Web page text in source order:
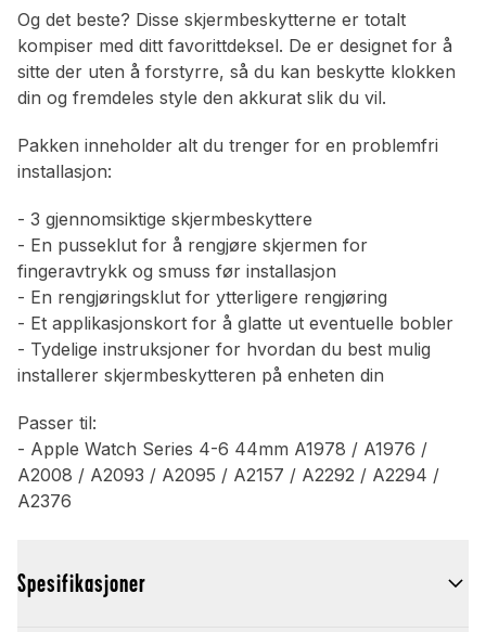
Og det beste? Disse skjermbeskytterne er totalt
kompiser med ditt favorittdeksel. De er designet for å
sitte der uten å forstyrre, så du kan beskytte klokken
din og fremdeles style den akkurat slik du vil.
Pakken inneholder alt du trenger for en problemfri
installasjon:
- 3 gjennomsiktige skjermbeskyttere
- En pusseklut for å rengjøre skjermen for
fingeravtrykk og smuss før installasjon
- En rengjøringsklut for ytterligere rengjøring
- Et applikasjonskort for å glatte ut eventuelle bobler
- Tydelige instruksjoner for hvordan du best mulig
installerer skjermbeskytteren på enheten din
Passer til:
- Apple Watch Series 4-6 44mm A1978 / A1976 /
A2008 / A2093 / A2095 / A2157 / A2292 / A2294 /
A2376
Spesifikasjoner